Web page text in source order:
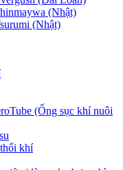
(Nhật)
(Nhật)
(Ống sục khí nuôi
khí